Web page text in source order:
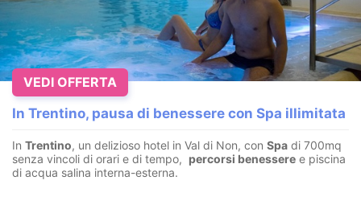
In Trentino, pausa di benessere con Spa illimitata
In Trentino, un delizioso hotel in Val di Non, con Spa di 700mq
senza vincoli di orari e di tempo, percorsi benessere e piscina
di acqua salina interna-esterna.
VEDI OFFERTA